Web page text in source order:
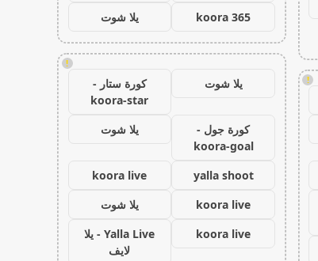
!
koora 365
يلا شوت
!
يلا شوت
كورة ستار -
koora-star
كورة جول -
koora-goal
يلا شوت
yalla shoot
koora live
koora live
يلا شوت
koora live
Yalla Live - يلا
لايف